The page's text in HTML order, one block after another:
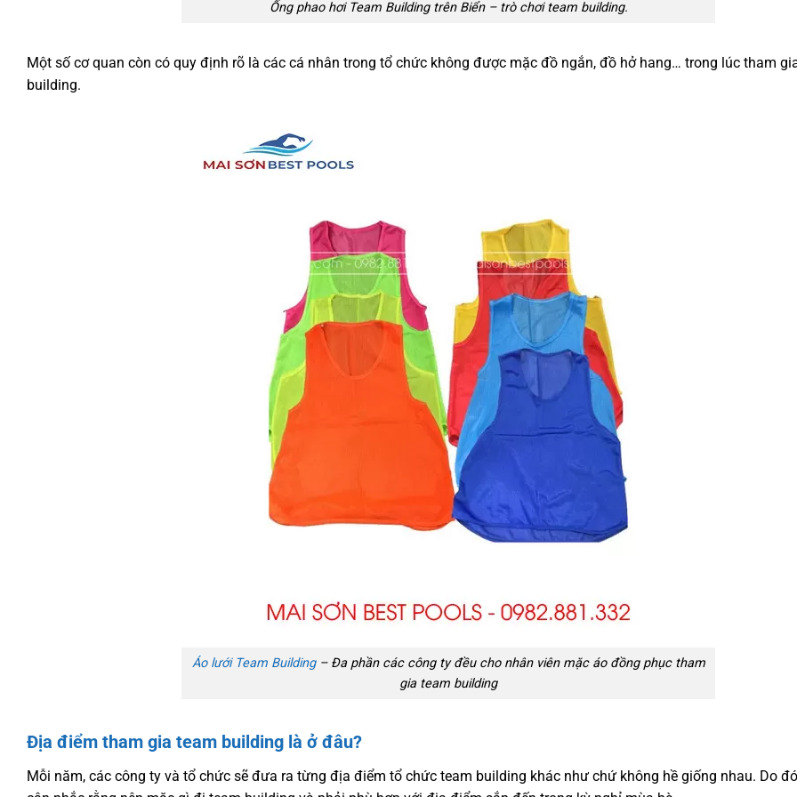
Ống phao hơi Team Building trên Biển – trò chơi team building.
Một số cơ quan còn có quy định rõ là các cá nhân trong tổ chức không được mặc đồ ngắn, đồ hở hang… trong lúc tham
building.
Áo lưới Team Building– Đa phần các công ty đều cho nhân viên mặc áo đồng phục tham
gia team building
Địa điểm tham gia team building là ở đâu?
Mỗi năm, các công ty và tổ chức sẽ đưa ra từng địa điểm tổ chức team building khác như chứ không hề giống nhau. Do